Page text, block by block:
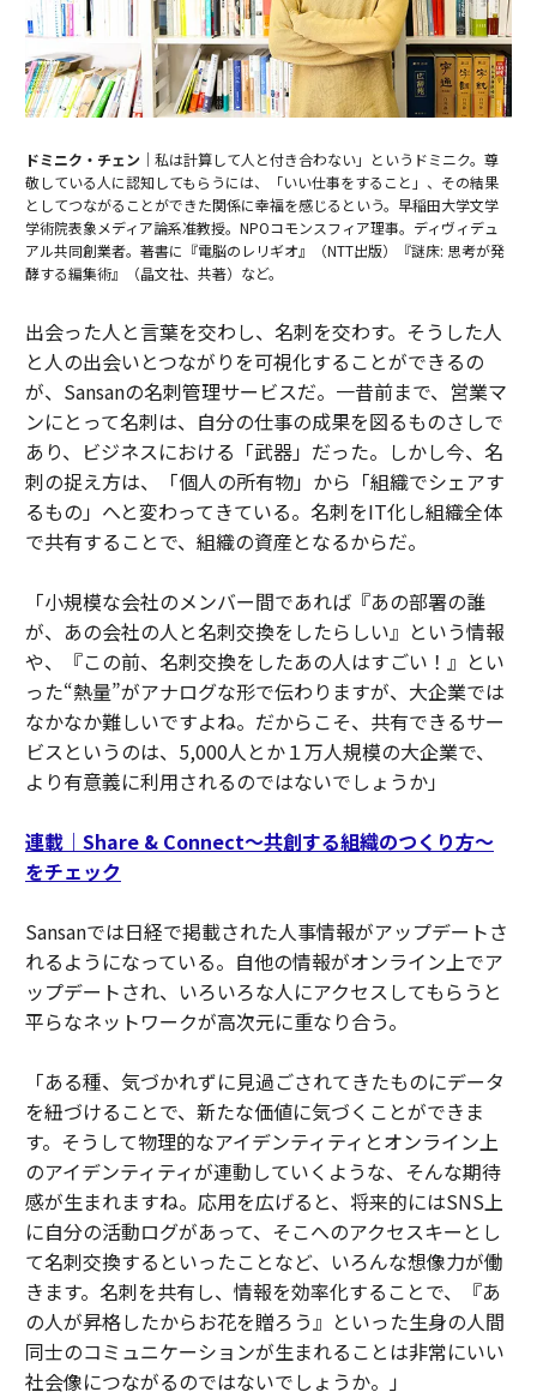
ドミニク・チェン｜私は計算して人と付き合わない」というドミニク。尊
敬している人に認知してもらうには、「いい仕事をすること」、その結果
としてつながることができた関係に幸福を感じるという。早稲田大学文学
学術院表象メディア論系准教授。NPOコモンスフィア理事。ディヴィデュ
アル共同創業者。著書に『電脳のレリギオ』（NTT出版）『謎床: 思考が発
酵する編集術』（晶文社、共著）など。
出会った人と言葉を交わし、名刺を交わす。そうした人
と人の出会いとつながりを可視化することができるの
が、Sansanの名刺管理サービスだ。一昔前まで、営業マ
ンにとって名刺は、自分の仕事の成果を図るものさしで
あり、ビジネスにおける「武器」だった。しかし今、名
刺の捉え方は、「個人の所有物」から「組織でシェアす
るもの」へと変わってきている。名刺をIT化し組織全体
で共有することで、組織の資産となるからだ。
「小規模な会社のメンバー間であれば『あの部署の誰
が、あの会社の人と名刺交換をしたらしい』という情報
や、『この前、名刺交換をしたあの人はすごい！』とい
った“熱量”がアナログな形で伝わりますが、大企業では
なかなか難しいですよね。だからこそ、共有できるサー
ビスというのは、5,000人とか１万人規模の大企業で、
より有意義に利用されるのではないでしょうか」
連載｜Share & Connect〜共創する組織のつくり方〜
をチェック
Sansanでは日経で掲載された人事情報がアップデートさ
れるようになっている。自他の情報がオンライン上でア
ップデートされ、いろいろな人にアクセスしてもらうと
平らなネットワークが高次元に重なり合う。
「ある種、気づかれずに見過ごされてきたものにデータ
を紐づけることで、新たな価値に気づくことができま
す。そうして物理的なアイデンティティとオンライン上
のアイデンティティが連動していくような、そんな期待
感が生まれますね。応用を広げると、将来的にはSNS上
に自分の活動ログがあって、そこへのアクセスキーとし
て名刺交換するといったことなど、いろんな想像力が働
きます。名刺を共有し、情報を効率化することで、『あ
の人が昇格したからお花を贈ろう』といった生身の人間
同士のコミュニケーションが生まれることは非常にいい
社会像につながるのではないでしょうか。」